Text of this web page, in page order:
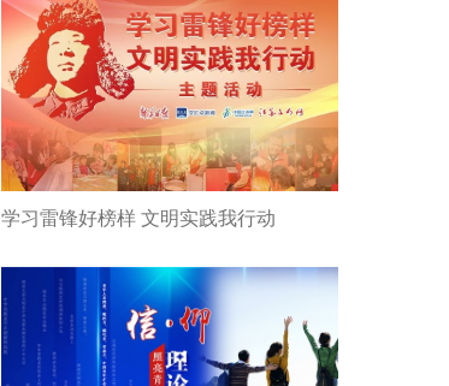
学习雷锋好榜样 文明实践我行动